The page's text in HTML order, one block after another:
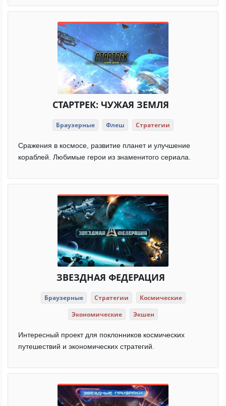
СТАРТРЕК: ЧУЖАЯ ЗЕМЛЯ
Браузерные Флеш Стратегии
Сражения в космосе, развитие планет и улучшение
кораблей. Любимые герои из знаменитого сериала.
ЗВЕЗДНАЯ ФЕДЕРАЦИЯ
Браузерные Стратегии
Космические
Экономические
Экшен
Интересный проект для поклонников космических
путешествий и экономических стратегий.